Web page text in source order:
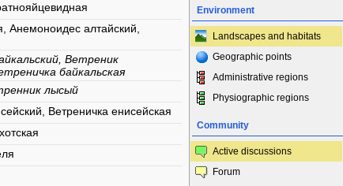
Анемоноидес алтайский,
Ветреник
байкальская
лысый
Ветреничка енисейская
Environment
Landscapes and habitats
Geographic points
Administrative regions
Physiographic regions
Community
Active discussions
Forum